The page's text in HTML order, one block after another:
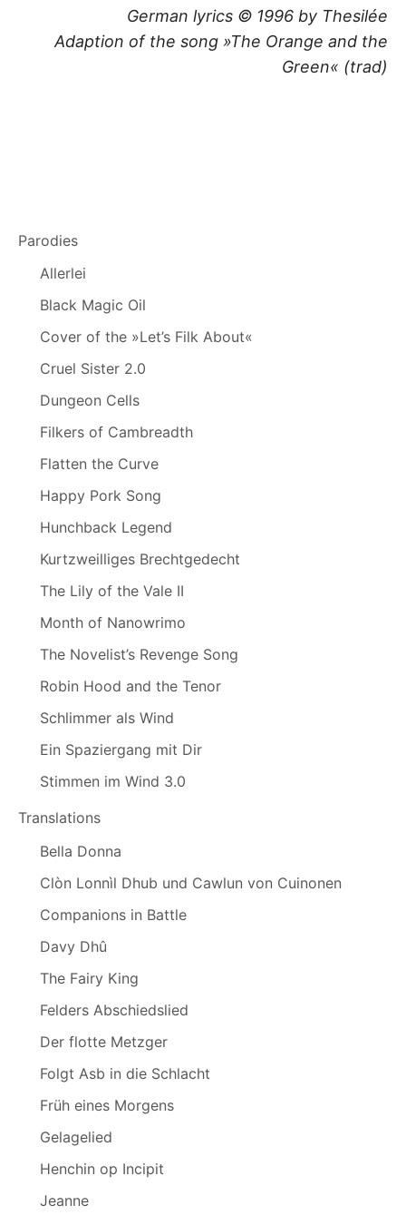
German lyrics © 1996 by Thesilée
Adaption of the song »The Orange and the
Green« (trad)
Parodies
Allerlei
Black Magic Oil
Cover of the »Let’s Filk About«
Cruel Sister 2.0
Dungeon Cells
Filkers of Cambreadth
Flatten the Curve
Happy Pork Song
Hunchback Legend
Kurtzweilliges Brechtgedecht
The Lily of the Vale II
Month of Nanowrimo
The Novelist’s Revenge Song
Robin Hood and the Tenor
Schlimmer als Wind
Ein Spaziergang mit Dir
Stimmen im Wind 3.0
Translations
Bella Donna
Clòn Lonnìl Dhub und Cawlun von Cuinonen
Companions in Battle
Davy Dhû
The Fairy King
Felders Abschiedslied
Der flotte Metzger
Folgt Asb in die Schlacht
Früh eines Morgens
Gelagelied
Henchin op Incipit
Jeanne